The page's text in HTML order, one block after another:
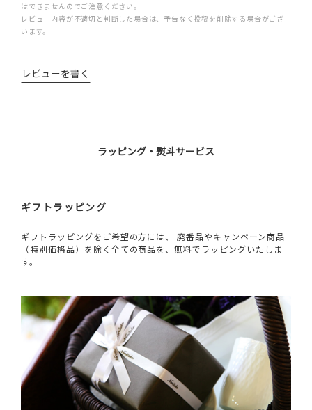
はできませんのでご注意ください。
レビュー内容が不適切と判断した場合は、予告なく投稿を削除する場合がござ
います。
レビューを書く
ラッピング・熨斗サービス
ギフトラッピング
ギフトラッピングをご希望の方には、 廃番品やキャンペーン商品
（特別価格品）を除く全ての商品を、無料でラッピングいたしま
す。